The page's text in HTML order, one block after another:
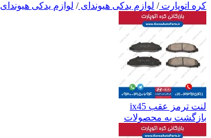
کره اتوپارت/ لوازم یدکی هیوندای/ لوازم یدکی هیوندای ix45
لنت ترمز عقب ix45
بازگشت به محصولات